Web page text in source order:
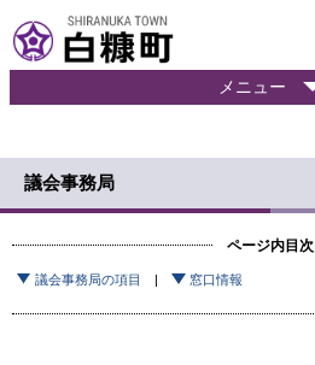
文
へ
ュ
へ
暮
ら
の
報
メニュー
議会事務局
ページ内目次
議会事務局の項目 窓口情報